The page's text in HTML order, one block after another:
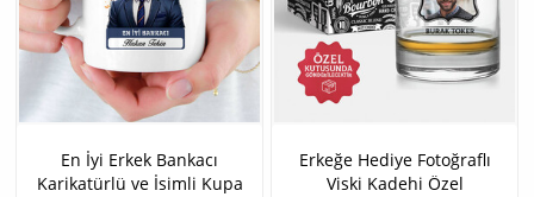
En İyi Erkek Bankacı
Karikatürlü ve İsimli Kupa
Erkeğe Hediye Fotoğraflı
Viski Kadehi Özel